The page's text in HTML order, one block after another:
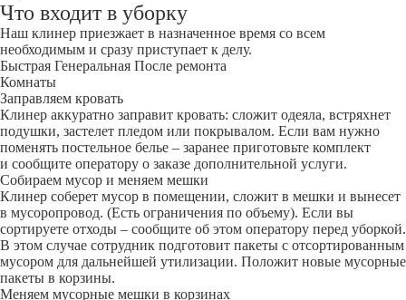
Что входит в уборку
Наш клинер приезжает в назначенное время со всем
необходимым и сразу приступает к делу.
Быстрая Генеральная После ремонта
Комнаты
Заправляем кровать
Клинер аккуратно заправит кровать: сложит одеяла, встряхнет
подушки, застелет пледом или покрывалом. Если вам нужно
поменять постельное белье – заранее приготовьте комплект
и сообщите оператору о заказе дополнительной услуги.
Собираем мусор и меняем мешки
Клинер соберет мусор в помещении, сложит в мешки и вынесет
в мусоропровод. (Есть ограничения по объему). Если вы
сортируете отходы – сообщите об этом оператору перед уборкой.
В этом случае сотрудник подготовит пакеты с отсортированным
мусором для дальнейшей утилизации. Положит новые мусорные
пакеты в корзины.
Меняем мусорные мешки в корзинах